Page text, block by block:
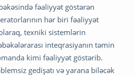
fəaliyyət göstərən
hər biri fəaliyyət
texniki sistemlərin
inteqrasiyanın təmin
kimi fəaliyyət göstərib.
gedişatı və yarana biləcək